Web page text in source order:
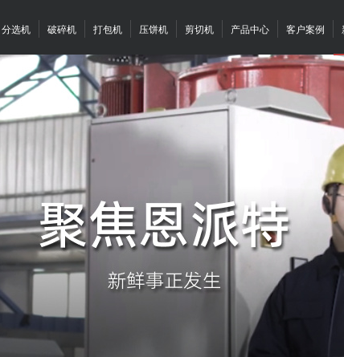
分选机 破碎机 打包机 压饼机 剪切机 产品中心 客户案例